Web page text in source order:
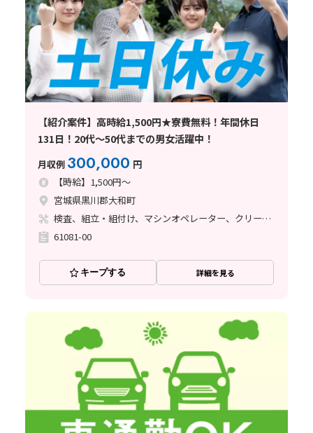
【紹介案件】高時給1,500円★寮費無料！年間休日
131日！20代～50代までの男女活躍中！
月収例 300,000 円
【時給】1,500円～
宮城県黒川郡大和町
検査、組立・組付け、マシンオペレーター、クリーンルーム
61081-00
キープする 詳細を見る